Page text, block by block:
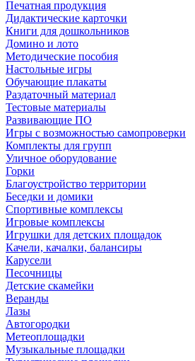
Печатная продукция
Дидактические карточки
Книги для дошкольников
Домино и лото
Методические пособия
Настольные игры
Обучающие плакаты
Раздаточный материал
Тестовые материалы
Развивающие ПО
Игры с возможностью самопроверки
Комплекты для групп
Уличное оборудование
Горки
Благоустройство территории
Беседки и домики
Спортивные комплексы
Игровые комплексы
Игрушки для детских площадок
Качели, качалки, балансиры
Карусели
Песочницы
Детские скамейки
Веранды
Лазы
Автогородки
Метеоплощадки
Музыкальные площадки